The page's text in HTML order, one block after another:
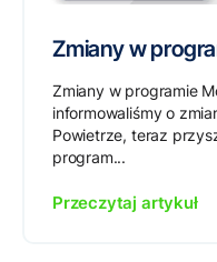
Zmiany w
Zmiany w programie
informowaliśmy o
Powietrze, teraz
program...
Przeczytaj artykuł